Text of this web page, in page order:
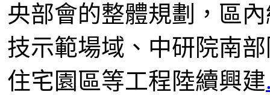
央部會的整體規劃，區
技示範場域、中研院南
住宅園區等工程陸續興建